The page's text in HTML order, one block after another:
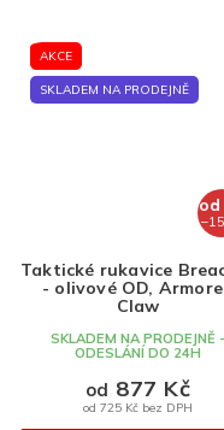
AKCE
SKLADEM NA PRODEJNĚ
od
Taktické rukavice
- olivové OD,
Claw
SKLADEM NA PRODEJNĚ -
ODESLÁNÍ DO 24H
od 725 Kč bez DPH
od 877 Kč